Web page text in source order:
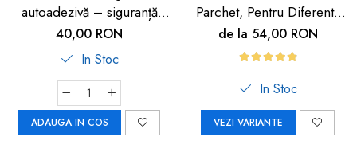
autoadezivă – siguranță
copii 2 buc
40,00 RON
In Stoc
ADAUGA IN COS
Parchet, Pentru Diferenta
de Nivel, Culoare Lemn
Închis, Autoadeziv, 90cm
de la 54,00 RON
In Stoc
VEZI VARIANTE